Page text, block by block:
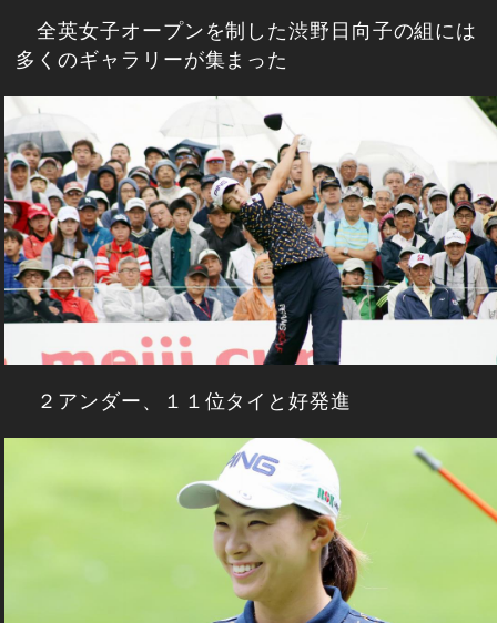
全英女子オープンを制した渋野日向子の組には
多くのギャラリーが集まった
２アンダー、１１位タイと好発進